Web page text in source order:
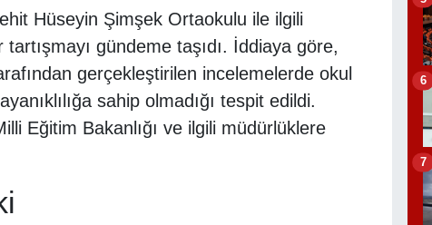
Hüseyin Şimşek Ortaokulu ile ilgili
gündeme taşıdı. İddiaya göre,
gerçekleştirilen incelemelerde okul
sahip olmadığı tespit edildi.
Eğitim Bakanlığı ve ilgili müdürlüklere
6
7